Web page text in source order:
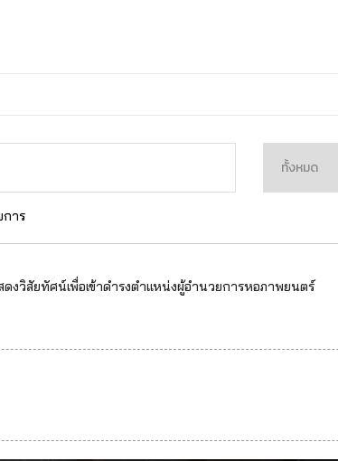
การ
งวิสัยทัศน์เพื่อเข้าดำรงตำแหน่งผู้อำนวยการหอภาพยนตร์